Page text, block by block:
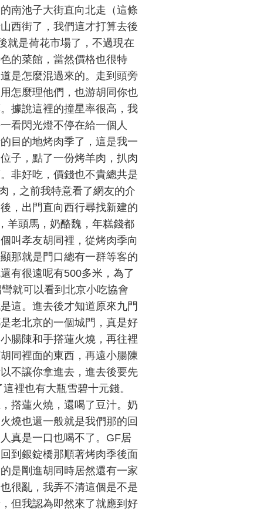
南池子大街直向北走（這條
西街了，我們這才打算去後
就是荷花市場了，不過現在
的菜館，當然價格也很特
是怎麼混過來的。走到頭旁
怎麼理他們，也游胡同你也
據說這裡的撞星率很高，我
看閃光燈不停在給一個人
目的地烤肉季了，這是我一
子，點了一份烤羊肉，扒肉
非好吃，價錢也不貴總共是
，之前我特意看了網友的介
，出門直向西行尋找新建的
羊頭馬，奶酪魏，年糕錢都
叫孝友胡同裡，從烤肉季向
那就是門口總有一群等客的
有很遠呢有500多米，為了
就可以看到北京小吃協會
這。進去後才知道原來九門
老北京的一個城門，真是好
腸陳和手撘蓮火燒，再往裡
同裡面的東西，再遠小腸陳
不讓你拿進去，進去後要先
裡也有大瓶雪碧十元錢。
撘蓮火燒，還喝了豆汁。奶
燒也還一般就是我們那的回
真是一口也喝不了。GF居
到銀錠橋那順著烤肉季後面
是剛進胡同時居然還有一家
很亂，我弄不清這個是不是
但我認為即然來了就應到好